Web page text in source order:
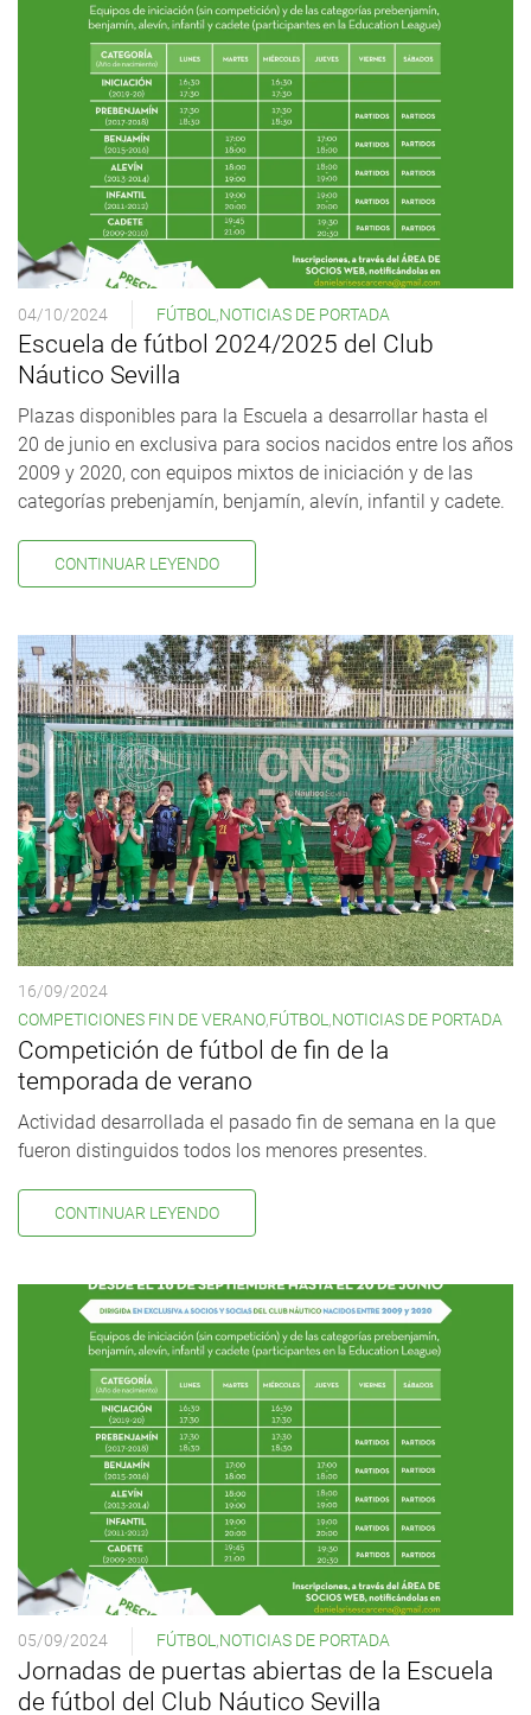
04/10/2024 FÚTBOL NOTICIAS DE PORTADA
Escuela de fútbol 2024/2025 del Club
Náutico Sevilla
Plazas disponibles para la Escuela a desarrollar hasta el
20 de junio en exclusiva para socios nacidos entre los años
2009 y 2020, con equipos mixtos de iniciación y de las
categorías prebenjamín, benjamín, alevín, infantil y cadete.
CONTINUAR LEYENDO
16/09/2024
COMPETICIONES FIN DE VERANO,FÚTBOL,NOTICIAS DE PORTADA
Competición de fútbol de fin de la
temporada de verano
Actividad desarrollada el pasado fin de semana en la que
fueron distinguidos todos los menores presentes.
CONTINUAR LEYENDO
05/09/2024 FÚTBOL NOTICIAS DE PORTADA
Jornadas de puertas abiertas de la Escuela
de fútbol del Club Náutico Sevilla